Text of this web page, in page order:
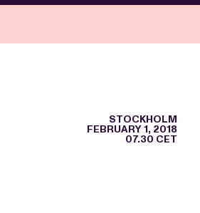
STOCKHOLM
FEBRUARY 1, 2018
07.30 CET